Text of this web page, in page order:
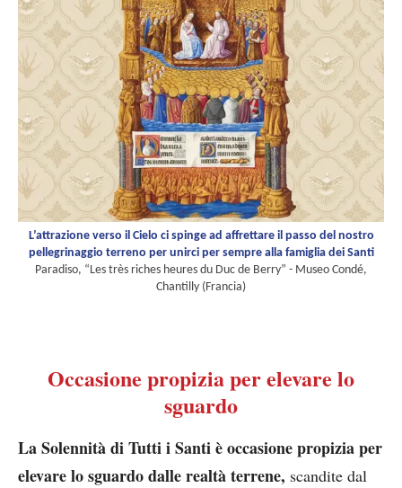
L’attrazione verso il Cielo ci spinge ad affrettare il passo del nostro
pellegrinaggio terreno per unirci per sempre alla famiglia dei Santi
Paradiso, “Les très riches heures du Duc de Berry” - Museo Condé,
Chantilly (Francia)
Occasione propizia per elevare lo
sguardo
La Solennità di Tutti i Santi è occasione propizia per
elevare lo sguardo dalle realtà terrene, scandite dal